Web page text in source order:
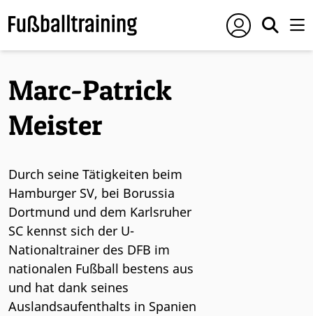
Marc-Patrick
Meister
Durch seine Tätigkeiten beim
Hamburger SV, bei Borussia
Dortmund und dem Karlsruher
SC kennst sich der U-
Nationaltrainer des DFB im
nationalen Fußball bestens aus
und hat dank seines
Auslandsaufenthalts in Spanien